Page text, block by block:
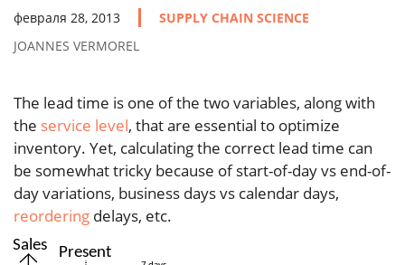
февраля 28, 2013
SUPPLY CHAIN SCIENCE
JOANNES VERMOREL
The lead time is one of the two variables, along with
the service level, that are essential to optimize
inventory. Yet, calculating the correct lead time can
be somewhat tricky because of start-of-day vs end-of-
day variations, business days vs calendar days,
reordering delays, etc.